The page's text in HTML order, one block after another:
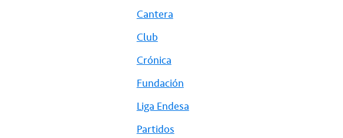
Cantera
Club
Crónica
Fundación
Liga Endesa
Partidos